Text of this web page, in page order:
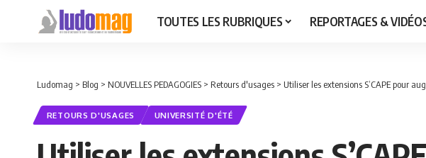
TOUTES LES RUBRIQUES REPORTAGES &
Ludomag > Blog > NOUVELLES PEDAGOGIES > Retours d'usages > Utiliser les extensions S’CAPE pour
RETOURS D'USAGES UNIVERSITÉ D'ÉTÉ